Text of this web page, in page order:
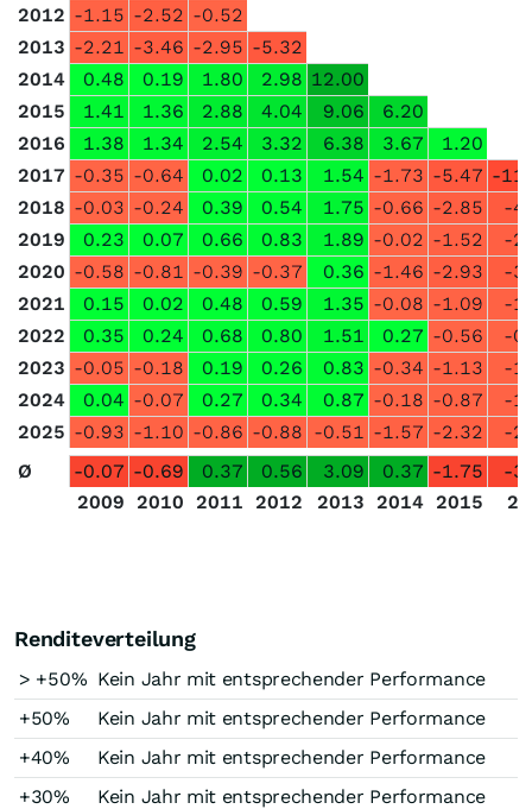
2012 -1.15 -2.52 -0.52
2013 -2.21 -3.46 -2.95 -5.32
2014
0.48 0.19 1.80 2.98 12.00
2015
1.41 1.36 2.88 4.04 9.06
6.20
2016
1.38 1.34 2.54 3.32 6.38 3.67
1.20
2017 -0.35 -0.64 0.02 0.13 1.54 -1.73 -5.47 -
2018 -0.03 -0.24 0.39 0.54 1.75 -0.66 -2.85
-
2019
0.23 0.07 0.66 0.83 1.89 -0.02 -1.52
-
2020 -0.58 -0.81 -0.39 -0.37 0.36 -1.46 -2.93
-
2021
0.15 0.02 0.48 0.59 1.35 -0.08 -1.09
-
2022
0.35 0.24 0.68 0.80 1.51 0.27 -0.56
-
2023 -0.05 -0.18 0.19 0.26 0.83 -0.34 -1.13
-
2024
0.04 -0.07 0.27 0.34 0.87 -0.18 -0.87
-
2025 -0.93 -1.10 -0.86 -0.88 -0.51 -1.57 -2.32
-
Ø
-0.07 -0.69 0.37 0.56 3.09 0.37 -1.75
-
2009 2010 2011 2012 2013 2014 2015
Renditeverteilung
> +50% Kein Jahr mit entsprechender Performance
+50%
Kein Jahr mit entsprechender Performance
+40%
Kein Jahr mit entsprechender Performance
+30%
Kein Jahr mit entsprechender Performance